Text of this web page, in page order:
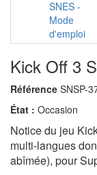
Kick Off 3
Référence SNSP-
État : Occasion
Notice du jeu
multi-langues
abîmée), pour